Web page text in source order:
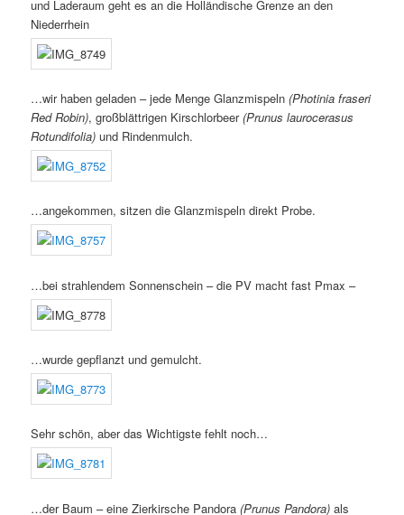
und Laderaum geht es an die Holländische Grenze an den
Niederrhein
…wir haben geladen – jede Menge Glanzmispeln(Photinia fraseri
Red Robin), großblättrigen Kirschlorbeer(Prunus laurocerasus
Rotundifolia) und Rindenmulch.
…angekommen, sitzen die Glanzmispeln direkt Probe.
…bei strahlendem Sonnenschein – die PV macht fast Pmax –
…wurde gepflanzt und gemulcht.
Sehr schön, aber das Wichtigste fehlt noch…
…der Baum – eine Zierkirsche Pandora(Prunus Pandora) als